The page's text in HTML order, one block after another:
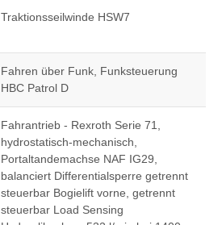
Traktionsseilwinde HSW7
Fahren über Funk, Funksteuerung
HBC Patrol D
Fahrantrieb - Rexroth Serie 71,
hydrostatisch-mechanisch,
Portaltandemachse NAF IG29,
balanciert Differentialsperre getrennt
steuerbar Bogielift vorne, getrennt
steuerbar Load Sensing